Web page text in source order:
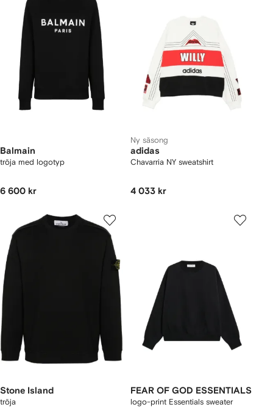
Balmain
tröja med logotyp
6 600 kr
Ny säsong
adidas
Chavarria NY sweatshirt
4 033 kr
Stone Island
tröja
FEAR OF GOD ESSENTIALS
logo-print Essentials sweater